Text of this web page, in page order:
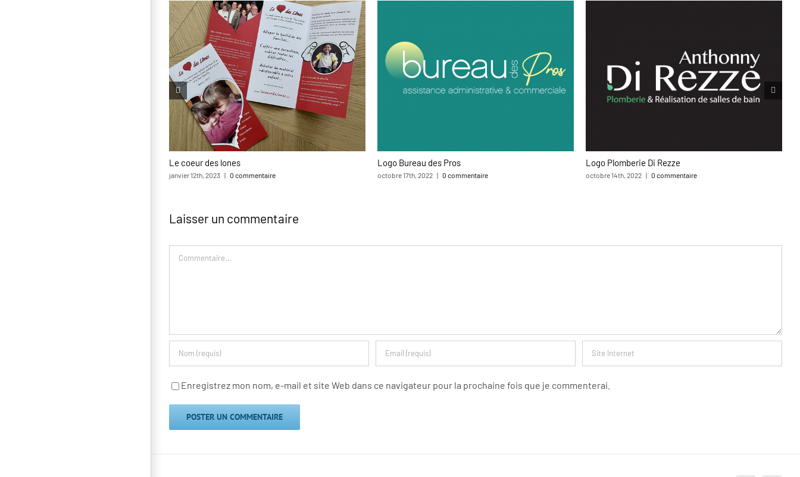
Le coeur des lones
janvier 12th, 2023 | 0 commentaire
Logo Bureau des Pros
octobre 17th, 2022 | 0 commentaire
Logo Plomberie Di Rezze
octobre 14th, 2022 | 0 commentaire
Laisser un commentaire
Enregistrez mon nom, e-mail et site Web dans ce navigateur pour la prochaine fois que je commenterai.